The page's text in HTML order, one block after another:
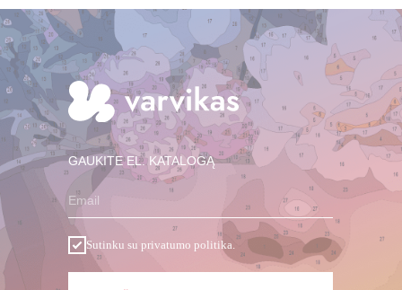
GAUKITE EL. KATALOGĄ
Email
Sutinku su privatumo politika.